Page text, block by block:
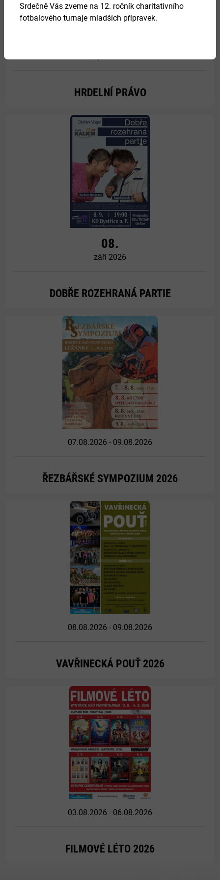
HRDELNÍ PRÁVO
08.
září 2026
DOBŘE ROZEHRANÁ PARTIE
Více
07.08.2026 - 09.08.2026
ŘEZBÁŘSKÉ SYMPOZIUM 2026
Více
08.08.2026 - 09.08.2026
VAVŘINECKÁ POUŤ 2026
Více
03.08.2026 - 06.08.2026
FILMOVÉ LÉTO 2026
Více
Srdečně Vás zveme na 12. ročník charitativního
fotbalového turnaje mladších přípravek.